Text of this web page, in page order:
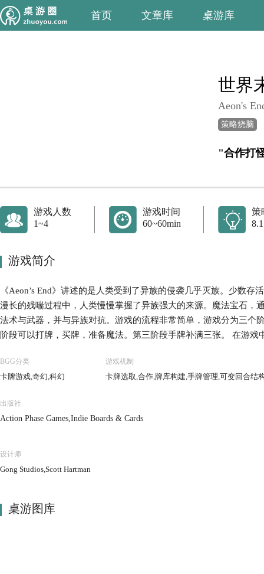
首页 文章库 桌游库
世界
Aeon's
策略烧脑
"合作打
游戏人数
1~4
游戏时间
60~60min
策
8.1
游戏简介
《Aeon’s End》讲述的是人类受到了异族的侵袭几乎灭族。少数存
漫长的残喘过程中，人类慢慢掌握了异族强大的来源。魔法宝石，
法术与武器，并与异族对抗。游戏的流程非常简单，游戏分为三个
阶段可以打牌，买牌，准备魔法。第三阶段手牌补满三张。 在游
商量选不同的角色，因为角色是有角色能力的！
BGG分类
卡牌游戏,奇幻,科幻
游戏机制
卡牌选取,合作,牌库构建,手牌管理,可变回合结
出版社
Action Phase Games,Indie Boards & Cards
设计师
Gong Studios,Scott Hartman
桌游图库